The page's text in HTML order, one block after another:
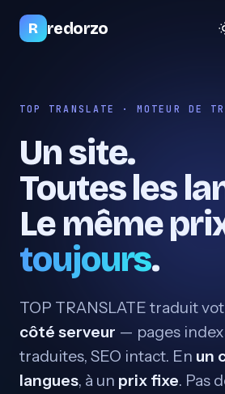
R redorzo
TOP TRANSLATE · MOTEUR DE
Un site.
Toutes les
Le même
toujours.
TOP TRANSLATE traduit
côté serveur — pages
traduites, SEO intact. En un
langues, à un prix fixe. Pas